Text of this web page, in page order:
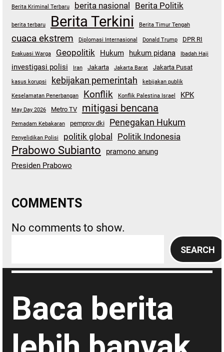
Berita Kriminal Terbaru berita nasional Berita Politik
berita terbaru Berita Terkini Berita Timur Tengah
cuaca ekstrem Diplomasi Internasional Donald Trump DPR RI
Evakuasi Warga Geopolitik Hukum hukum pidana Ibadah Haji
investigasi polisi Iran Jakarta Jakarta Barat Jakarta Pusat
kasus korupsi kebijakan pemerintah kebijakan publik
Keselamatan Penerbangan Konflik Konflik Palestina Israel KPK
May Day 2026 Metro TV mitigasi bencana
Pemadam Kebakaran pemprov dki Penegakan Hukum
Penyelidikan Polisi politik global Politik Indonesia
Prabowo Subianto
pramono anung
Presiden Prabowo
COMMENTS
No comments to show.
a
c
SEARCH
Baca berita